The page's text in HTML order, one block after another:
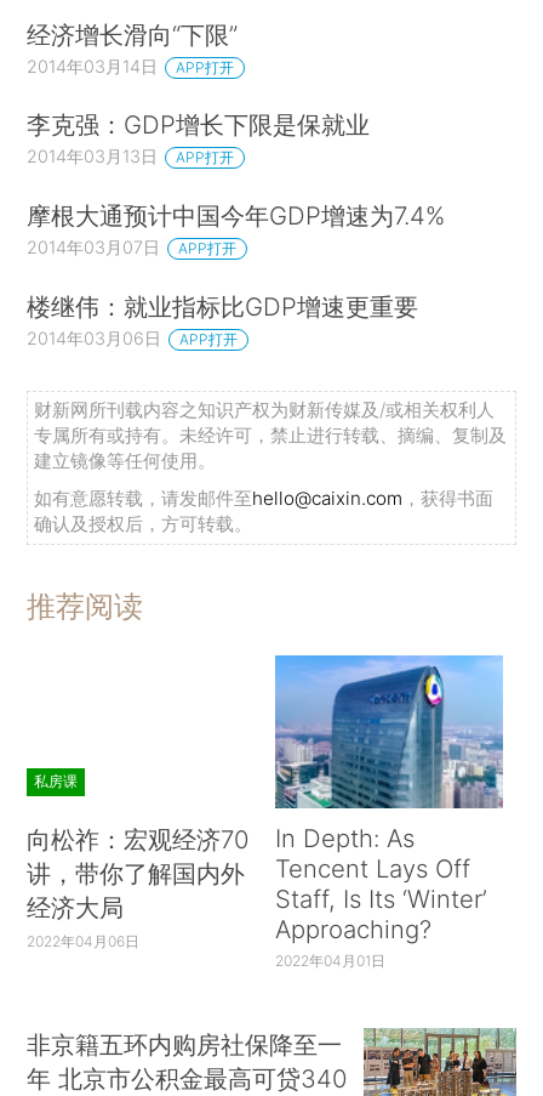
经济增长滑向“下限”
2014年03月14日 APP打开
李克强：GDP增长下限是保就业
2014年03月13日 APP打开
摩根大通预计中国今年GDP增速为7.4%
2014年03月07日 APP打开
楼继伟：就业指标比GDP增速更重要
2014年03月06日 APP打开
财新网所刊载内容之知识产权为财新传媒及/或相关权利人
专属所有或持有。未经许可，禁止进行转载、摘编、复制及
建立镜像等任何使用。
如有意愿转载，请发邮件至hello@caixin.com ，获得书面
确认及授权后，方可转载。
推荐阅读
私房课
向松祚：宏观经济70
讲，带你了解国内外
经济大局
2022年04月06日
In Depth: As
Tencent Lays Off
Staff, Is Its ‘Winter’
Approaching?
2022年04月01日
非京籍五环内购房社保降至一
年 北京市公积金最高可贷340